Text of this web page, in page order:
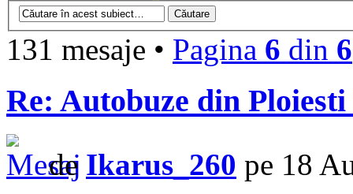
131 mesaje • Pagina 6 din 6
Re: Autobuze din
de Ikarus_260 pe 18